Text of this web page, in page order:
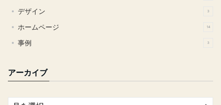
デザイン 3
ホームページ 14
事例 3
アーカイブ